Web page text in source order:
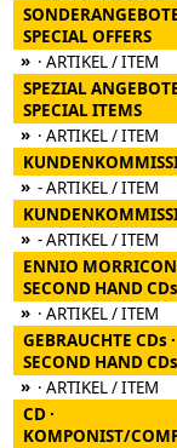
SPECIAL OFFERS
» · ARTIKEL / ITEM
SPEZIAL
SPECIAL ITEMS
» · ARTIKEL / ITEM
» - ARTIKEL / ITEM
» - ARTIKEL / ITEM
ENNIO
SECOND HAND CDs
» · ARTIKEL / ITEM
GEBRAUCHTE CDs ·
SECOND HAND CDs
» · ARTIKEL / ITEM
CD ·
KOMPONIST/